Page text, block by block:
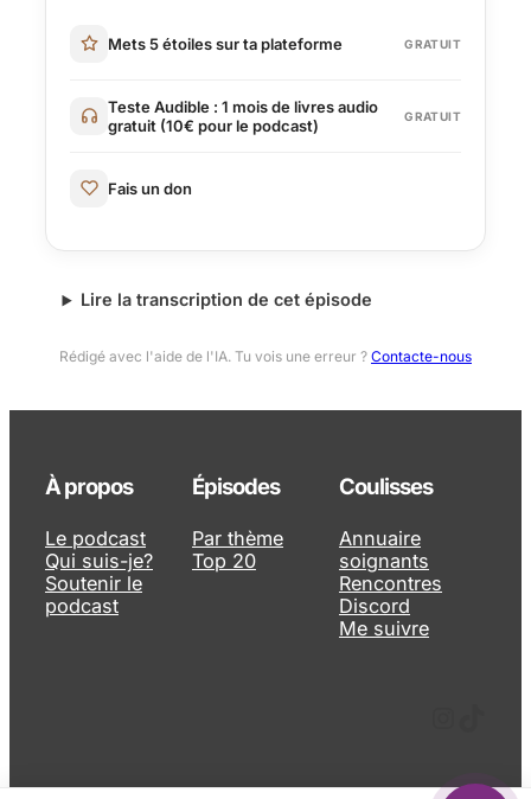
Mets 5 étoiles sur ta plateforme GRATUIT
Teste Audible : 1 mois de livres audio
gratuit (10€ pour le podcast)
GRATUIT
Fais un don
Lire la transcription de cet épisode
Rédigé avec l'aide de l'IA. Tu vois une erreur ? Contacte-nous
À propos
Le podcast
Qui suis-je?
Soutenir le
podcast
Épisodes
Par thème
Top 20
Coulisses
Annuaire
soignants
Rencontres
Discord
Me suivre